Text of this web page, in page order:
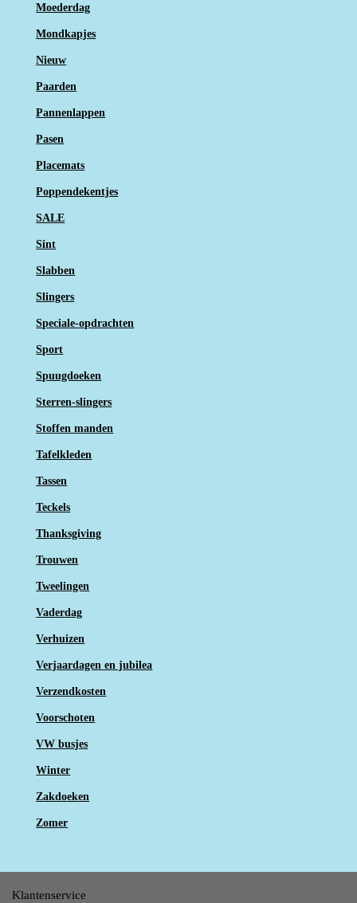
Moederdag
Mondkapjes
Nieuw
Paarden
Pannenlappen
Pasen
Placemats
Poppendekentjes
SALE
Sint
Slabben
Slingers
Speciale-opdrachten
Sport
Spuugdoeken
Sterren-slingers
Stoffen manden
Tafelkleden
Tassen
Teckels
Thanksgiving
Trouwen
Tweelingen
Vaderdag
Verhuizen
Verjaardagen en jubilea
Verzendkosten
Voorschoten
VW busjes
Winter
Zakdoeken
Zomer
Klantenservice